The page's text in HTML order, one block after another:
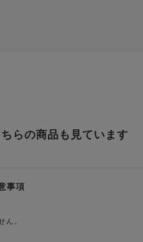
らの商品も見ています
事項
ん。